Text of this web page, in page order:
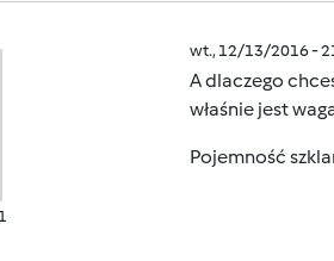
wt., 12/13/2016 -
A dlaczego
właśnie jest
Pojemność